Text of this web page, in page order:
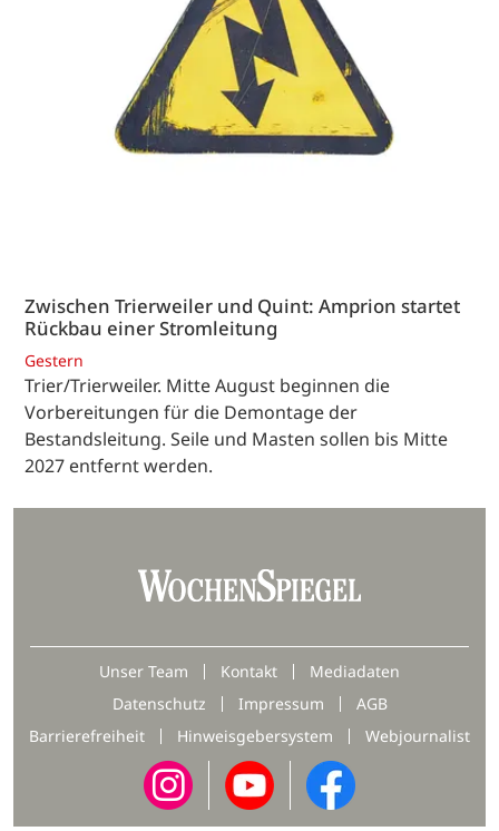
Zwischen Trierweiler und Quint: Amprion startet
Rückbau einer Stromleitung
Gestern
Trier/Trierweiler. Mitte August beginnen die
Vorbereitungen für die Demontage der
Bestandsleitung. Seile und Masten sollen bis Mitte
2027 entfernt werden.
Unser Team Kontakt
Mediadaten
Datenschutz
Impressum
AGB
Barrierefreiheit
Hinweisgebersystem Webjournalist